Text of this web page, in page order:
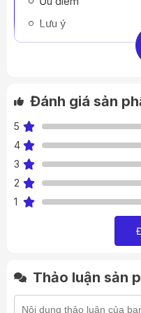
Lưu ý
Đánh giá sản
5
4
3
2
1
Thảo luận sản